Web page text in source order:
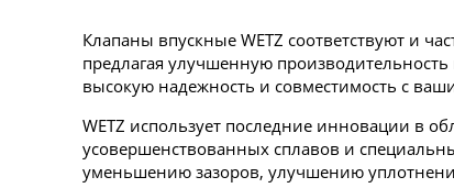
Клапаны впускные WETZ соответствуют и
предлагая улучшенную
высокую надежность и совместимость с
WETZ использует последние инновации в
усовершенствованных сплавов и
уменьшению зазоров, улучшению